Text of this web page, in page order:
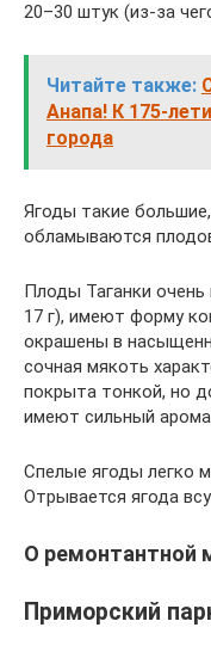
20–30 штук (из-за
Читайте также:
Анапа! К 175-
города
Ягоды такие
обламываются
Плоды Таганки
17 г), имеют форму
окрашены в
сочная мякоть
покрыта тонкой, но
имеют сильный
Спелые ягоды легко
Отрывается ягода
О ремонтантной
Приморский